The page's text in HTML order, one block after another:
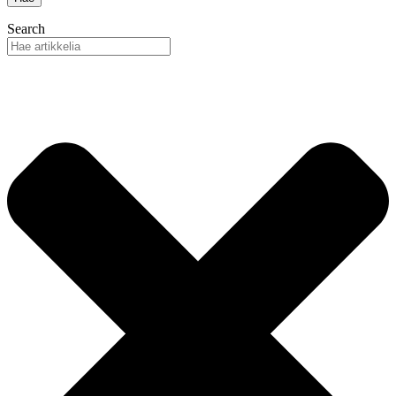
Search